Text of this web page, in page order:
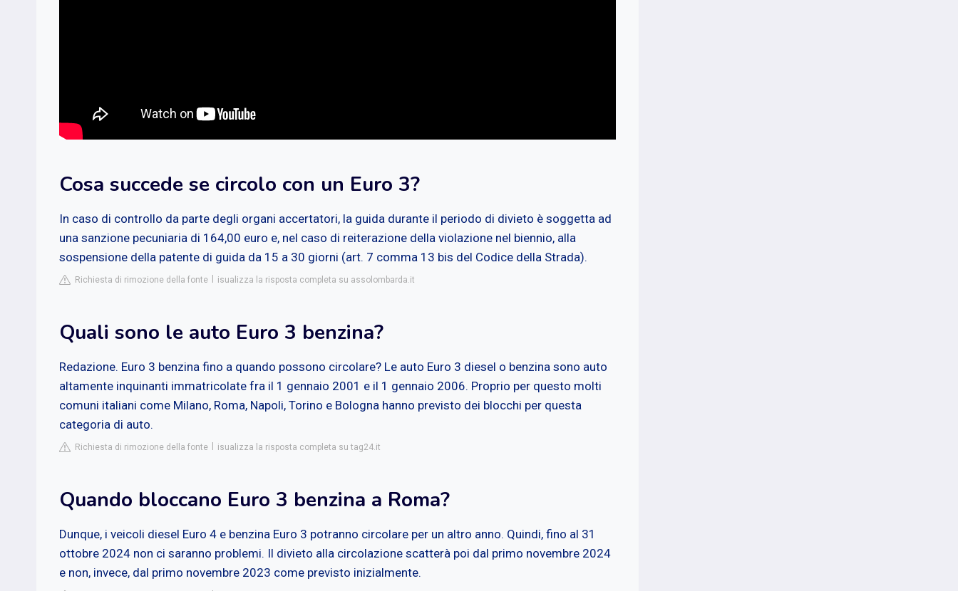
Cosa succede se circolo con un Euro 3?
In caso di controllo da parte degli organi accertatori, la guida durante il periodo di divieto è soggetta ad
una sanzione pecuniaria di 164,00 euro e, nel caso di reiterazione della violazione nel biennio, alla
sospensione della patente di guida da 15 a 30 giorni (art. 7 comma 13 bis del Codice della Strada).
Richiesta di rimozione della fonte isualizza la risposta completa su assolombarda.it
Quali sono le auto Euro 3 benzina?
Redazione. Euro 3 benzina fino a quando possono circolare? Le auto Euro 3 diesel o benzina sono auto
altamente inquinanti immatricolate fra il 1 gennaio 2001 e il 1 gennaio 2006. Proprio per questo molti
comuni italiani come Milano, Roma, Napoli, Torino e Bologna hanno previsto dei blocchi per questa
categoria di auto.
Richiesta di rimozione della fonte isualizza la risposta completa su tag24.it
Quando bloccano Euro 3 benzina a Roma?
Dunque, i veicoli diesel Euro 4 e benzina Euro 3 potranno circolare per un altro anno. Quindi, fino al 31
ottobre 2024 non ci saranno problemi. Il divieto alla circolazione scatterà poi dal primo novembre 2024
e non, invece, dal primo novembre 2023 come previsto inizialmente.